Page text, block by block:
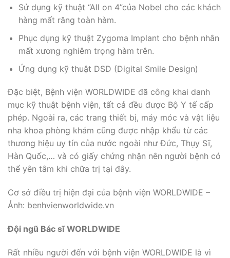
Sử dụng kỹ thuật “All on 4”của Nobel cho các khách
hàng mất răng toàn hàm.
Phục dụng kỹ thuật Zygoma Implant cho bệnh nhân
mất xương nghiêm trọng hàm trên.
Ứng dụng kỹ thuật DSD (Digital Smile Design)
Đặc biệt, Bệnh viện WORLDWIDE đã công khai danh
mục kỹ thuật bệnh viện, tất cả đều được Bộ Y tế cấp
phép. Ngoài ra, các trang thiết bị, máy móc và vật liệu
nha khoa phòng khám cũng được nhập khẩu từ các
thương hiệu uy tín của nước ngoài như Đức, Thụy Sĩ,
Hàn Quốc,… và có giấy chứng nhận nên người bệnh có
thể yên tâm khi chữa trị tại đây.
Cơ sở điều trị hiện đại của bệnh viện WORLDWIDE –
Ảnh: benhvienworldwide.vn
Đội ngũ Bác sĩ WORLDWIDE
Rất nhiều người đến với bệnh viện WORLDWIDE là vì